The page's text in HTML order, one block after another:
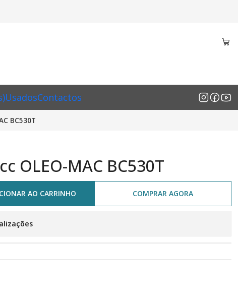
UsadosContactos
BC530T
OLEO-MAC BC530T
AO CARRINHO COMPRAR AGORA